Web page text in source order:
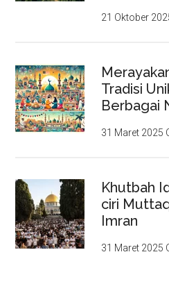
21 Oktober
Tradisi
Berbagai
31 Maret 2025
Khutbah
ciri
Imran
31 Maret 2025